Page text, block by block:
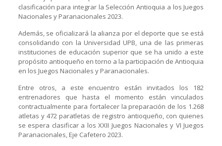
clasificación para integrar la Selección Antioquia a los Juegos
Nacionales y Paranacionales 2023.
Además, se oficializará la alianza por el deporte que se está
consolidando con la Universidad UPB, una de las primeras
instituciones de educación superior que se ha unido a este
propósito antioqueño en torno a la participación de Antioquia
en los Juegos Nacionales y Paranacionales.
Entre otros, a este encuentro están invitados los 182
entrenadores que hasta el momento están vinculados
contractualmente para fortalecer la preparación de los 1.268
atletas y 472 paratletas de registro antioqueño, con quienes
se espera clasificar a los XXII Juegos Nacionales y VI Juegos
Paranacionales, Eje Cafetero 2023.